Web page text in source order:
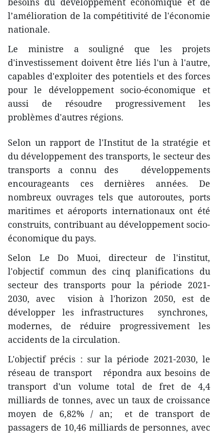
l’amélioration de la compétitivité de l'économie
nationale.
Le ministre a souligné que les projets
d'investissement doivent être liés l'un à l'autre,
capables d'exploiter des potentiels et des forces
pour le développement socio-économique et
aussi de résoudre progressivement les
problèmes d'autres régions.
Selon un rapport de l'Institut de la stratégie et
du développement des transports, le secteur des
transports a connu des développements
encourageants ces dernières années. De
nombreux ouvrages tels que autoroutes, ports
maritimes et aéroports internationaux ont été
construits, contribuant au développement socio-
économique du pays.
Selon Le Do Muoi, directeur de l'institut,
l'objectif commun des cinq planifications du
secteur des transports pour la période 2021-
2030, avec vision à l'horizon 2050, est de
développer les infrastructures synchrones,
modernes, de réduire progressivement les
accidents de la circulation.
L'objectif précis : sur la période 2021-2030, le
réseau de transport répondra aux besoins de
transport d'un volume total de fret de 4,4
milliards de tonnes, avec un taux de croissance
moyen de 6,82% / an; et de transport de
passagers de 10,46 milliards de personnes, avec